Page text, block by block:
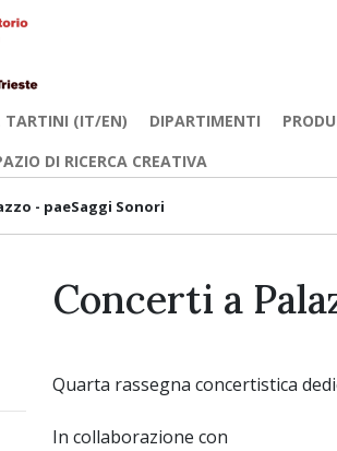
TARTINI (IT/EN) DIPARTIMENTI
DI RICERCA CREATIVA
- paeSaggi Sonori
Concerti a
Quarta rassegna concertistica
In collaborazione con